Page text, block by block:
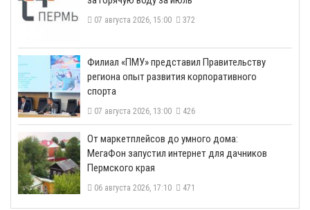
07 августа 2026, 15:00 372
​Филиал «ПМУ» представил Правительству
региона опыт развития корпоративного
спорта
07 августа 2026, 13:00 426
От маркетплейсов до умного дома:
МегаФон запустил интернет для дачников
Пермского края
06 августа 2026, 17:10 471